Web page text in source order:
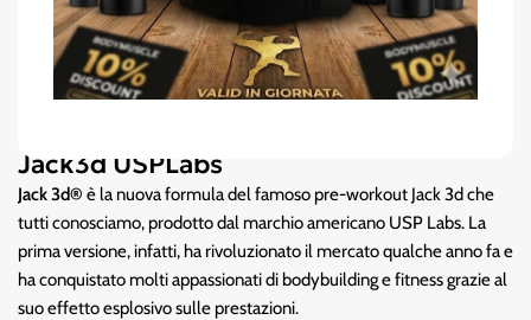
Jack3d USPLabs
Jack 3d® è la nuova formula del famoso pre-workout Jack 3d che
tutti conosciamo, prodotto dal marchio americano USP Labs. La
prima versione, infatti, ha rivoluzionato il mercato qualche anno fa e
ha conquistato molti appassionati di bodybuilding e fitness grazie al
suo effetto esplosivo sulle prestazioni.